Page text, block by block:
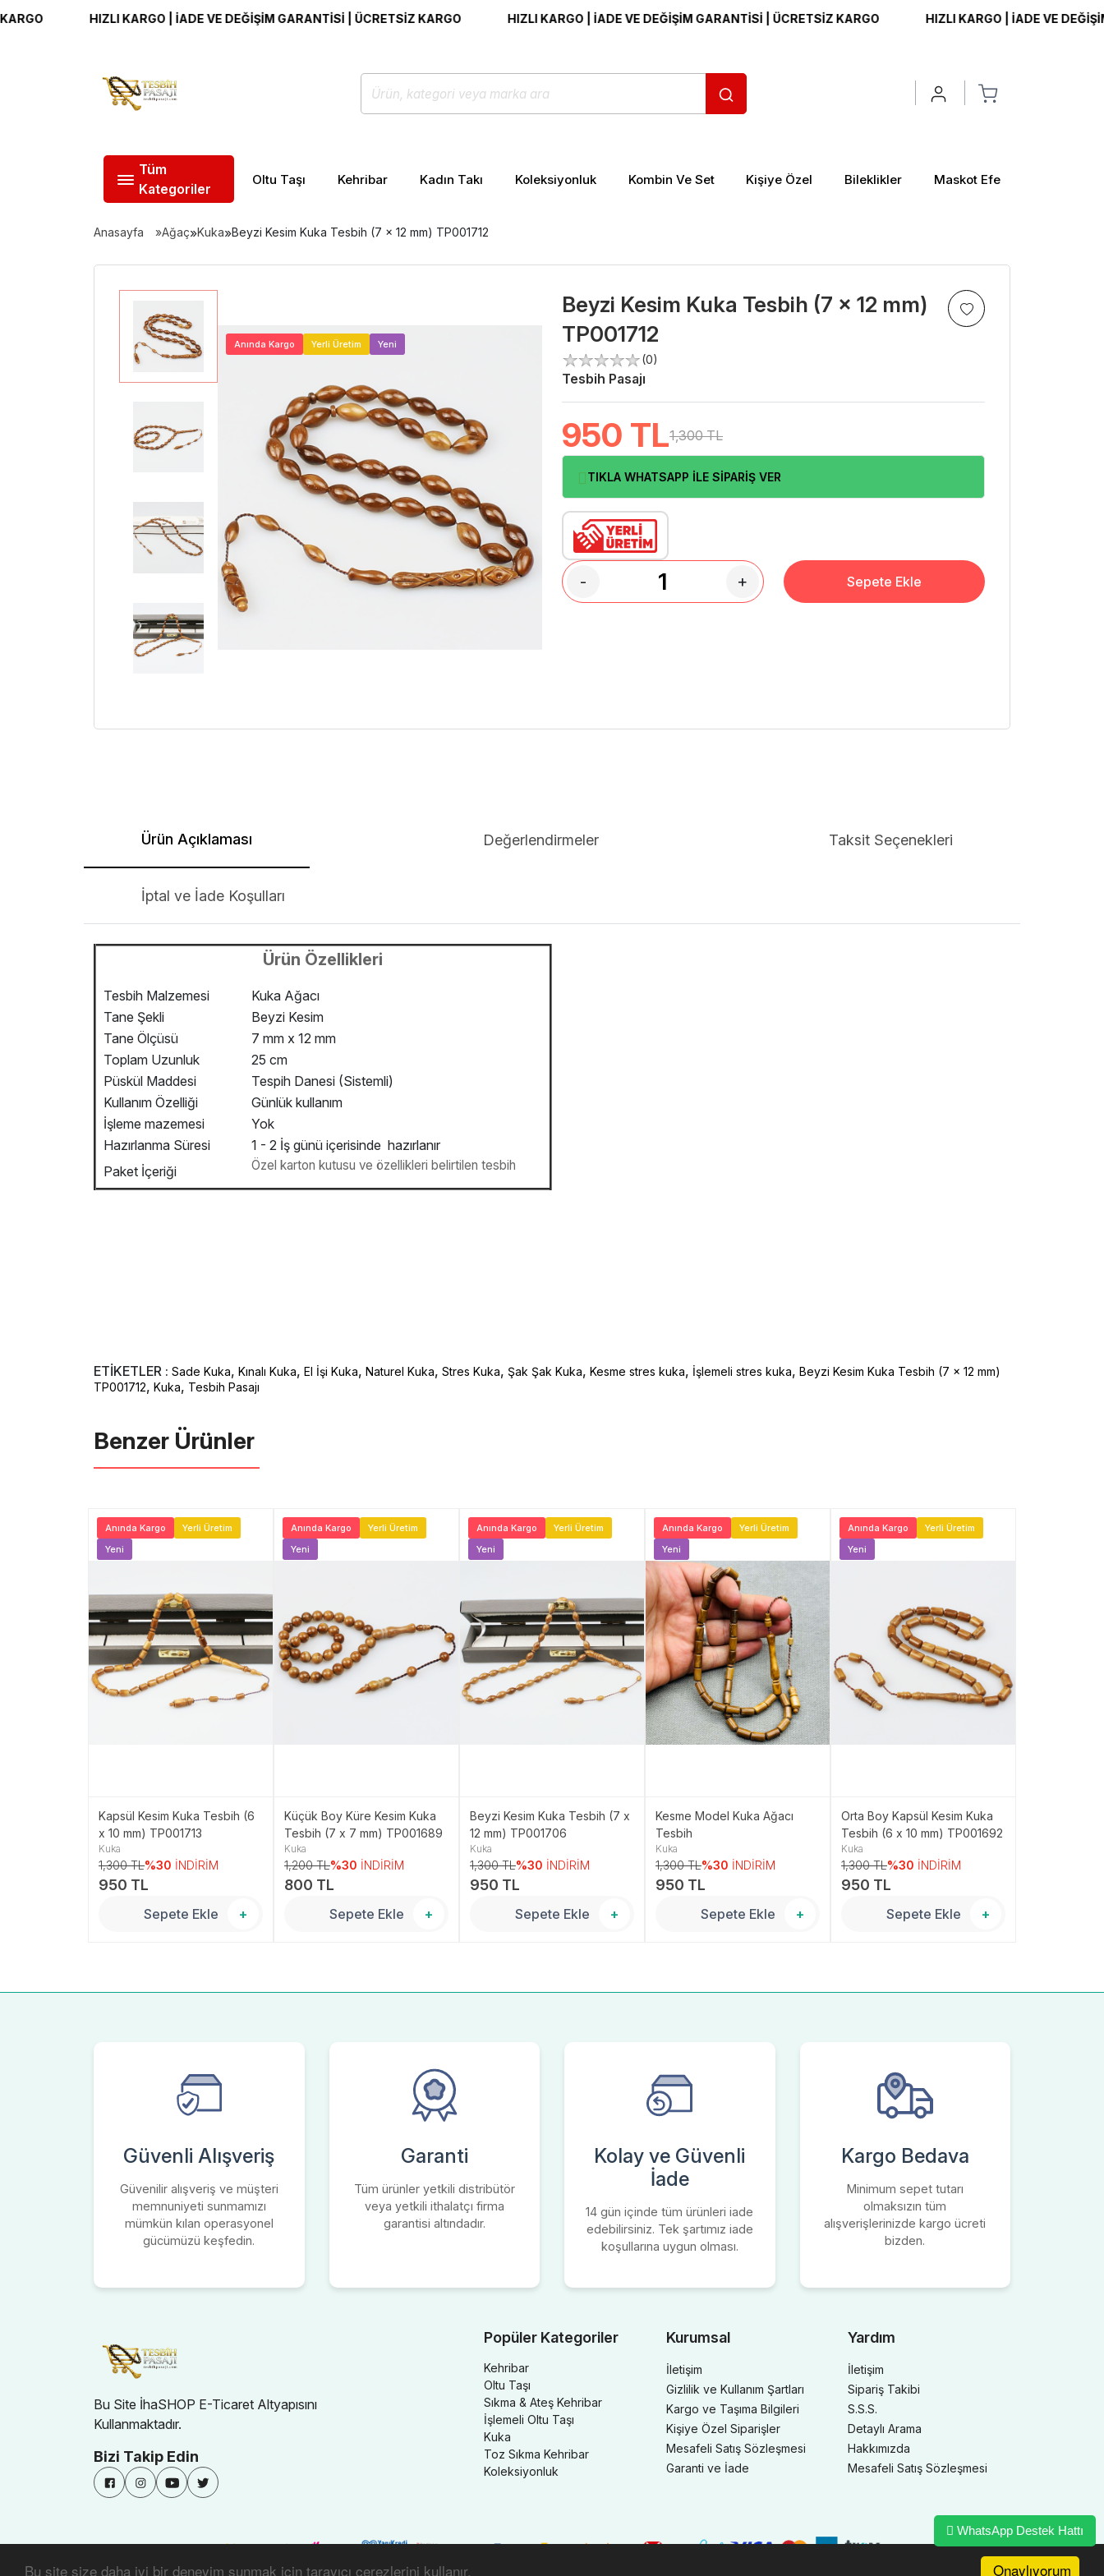
Onaylıyorum
Bu site size daha iyi bir deneyim sunmak için tarayıcı çerezlerini kullanır.
HIZLI KARGO | İADE VE DEĞİŞİM GARANTİSİ | ÜCRETSİZ KARGO HIZLI KARGO | İADE VE DEĞİŞİM GARANTİSİ | ÜCRETSİZ KARGO HIZLI KARGO | İADE VE DEĞİŞİM
Tüm
Kategoriler
Oltu Taşı Kehribar Kadın Takı Koleksiyonluk Kombin Ve Set Kişiye Özel Bileklikler Maskot Efe
Anasayfa Ağaç»Kuka»Beyzi Kesim Kuka Tesbih (7 x 12 mm) TP001712
Anında Kargo Yerli Üretim Yeni
Beyzi Kesim Kuka Tesbih (7 x 12 mm)
TP001712
(0)
Tesbih Pasajı
950 TL1,300 TL
TIKLA WHATSAPP İLE SİPARİŞ VER
- + Sepete Ekle
Ürün Açıklaması Değerlendirmeler Taksit Seçenekleri
İptal ve İade Koşulları
Ürün Özellikleri
Tesbih Malzemesi
Kuka Ağacı
Tane Şekli
Beyzi Kesim
Tane Ölçüsü
7 mm x 12 mm
Toplam Uzunluk
25 cm
Püskül Maddesi
Tespih Danesi (Sistemli)
Kullanım Özelliği
Günlük kullanım
İşleme mazemesi
Yok
Hazırlanma Süresi
1 - 2 İş günü içerisinde hazırlanır
Paket İçeriği
Özel karton kutusu ve özellikleri belirtilen tesbih
ETİKETLER : Sade Kuka, Kınalı Kuka, El İşi Kuka, Naturel Kuka, Stres Kuka, Şak Şak Kuka, Kesme stres kuka, İşlemeli stres kuka, Beyzi Kesim Kuka Tesbih (7 x 12 mm)
TP001712, Kuka, Tesbih Pasajı
Benzer Ürünler ️
Anında Kargo
Yerli Üretim
Yeni
Kapsül Kesim Kuka Tesbih (6
x 10 mm) TP001713
Kuka
1,300 TL%30 İNDİRİM
950 TL
Sepete Ekle +
Anında Kargo
Yerli Üretim
Yeni
Küçük Boy Küre Kesim Kuka
Tesbih (7 x 7 mm) TP001689
Kuka
1,200 TL%30 İNDİRİM
800 TL
Sepete Ekle +
Anında Kargo
Yerli Üretim
Yeni
Beyzi Kesim Kuka Tesbih (7 x
12 mm) TP001706
Kuka
1,300 TL%30 İNDİRİM
950 TL
Sepete Ekle +
Anında Kargo
Yerli Üretim
Yeni
Kesme Model Kuka Ağacı
Tesbih
Kuka
1,300 TL%30 İNDİRİM
950 TL
Sepete Ekle +
Anında Kargo
Yerli Üretim
Yeni
Orta Boy Kapsül Kesim Kuka
Tesbih (6 x 10 mm) TP001692
Kuka
1,300 TL%30 İNDİRİM
950 TL
Sepete Ekle +
Güvenli Alışveriş
Güvenilir alışveriş ve müşteri
memnuniyeti sunmamızı
mümkün kılan operasyonel
gücümüzü keşfedin.
Garanti
Tüm ürünler yetkili distribütör
veya yetkili ithalatçı firma
garantisi altındadır.
Kolay ve Güvenli
İade
14 gün içinde tüm ürünleri iade
edebilirsiniz. Tek şartımız iade
koşullarına uygun olması.
Kargo Bedava
Minimum sepet tutarı
olmaksızın tüm
alışverişlerinizde kargo ücreti
bizden.
Bu Site İhaSHOP E-Ticaret Altyapısını
Kullanmaktadır.
Bizi Takip Edin
Popüler Kategoriler
Kehribar
Oltu Taşı
Sıkma & Ateş Kehribar
İşlemeli Oltu Taşı
Kuka
Toz Sıkma Kehribar
Koleksiyonluk
Kurumsal
İletişim
Gizlilik ve Kullanım Şartları
Kargo ve Taşıma Bilgileri
Kişiye Özel Siparişler
Mesafeli Satış Sözleşmesi
Garanti ve İade
Yardım
İletişim
Sipariş Takibi
S.S.S.
Detaylı Arama
Hakkımızda
Mesafeli Satış Sözleşmesi
WhatsApp Destek Hattı